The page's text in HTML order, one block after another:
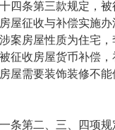
四条第三款规定，
屋征收与补偿实施
案房屋性质为住宅
征收房屋货币补偿
屋需要装饰装修不
第二、三、四项规